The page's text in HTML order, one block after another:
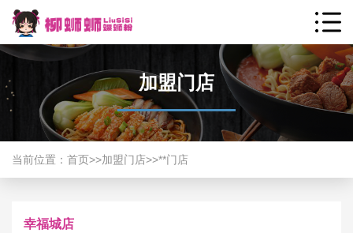
加盟门店
当前位置： 首页>>加盟门店>>**门店
幸福城店